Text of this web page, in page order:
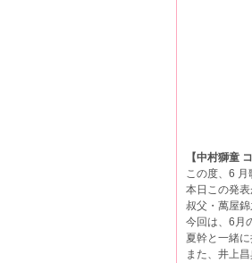
【中村獅童
この度、6 月
本日この発表
叔父・萬屋
今回は、6月
夏幹と一緒
また、井上